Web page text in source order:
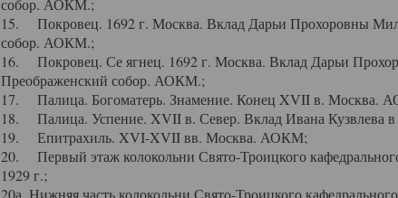
собор. АОКМ.;
15. Покровец. 1692 г. Москва. Вклад Дарьи Прохоровны
собор. АОКМ.;
16. Покровец. Се ягнец. 1692 г. Москва. Вклад Дарьи
Преображенский собор. АОКМ.;
17. Палица. Богоматерь. Знамение. Конец XVII в. Москва.
18. Палица. Успение. XVII в. Север. Вклад Ивана Кузвлева в
19. Епитрахиль. XVI-XVII вв. Москва. АОКМ;
20. Первый этаж колокольни Свято-Троицкого
1929 г.;
20а. Нижняя часть колокольни Свято-Троицкого